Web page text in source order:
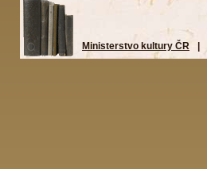
Ministerstvo kultury ČR